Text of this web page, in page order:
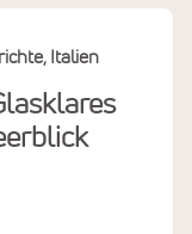
Italien